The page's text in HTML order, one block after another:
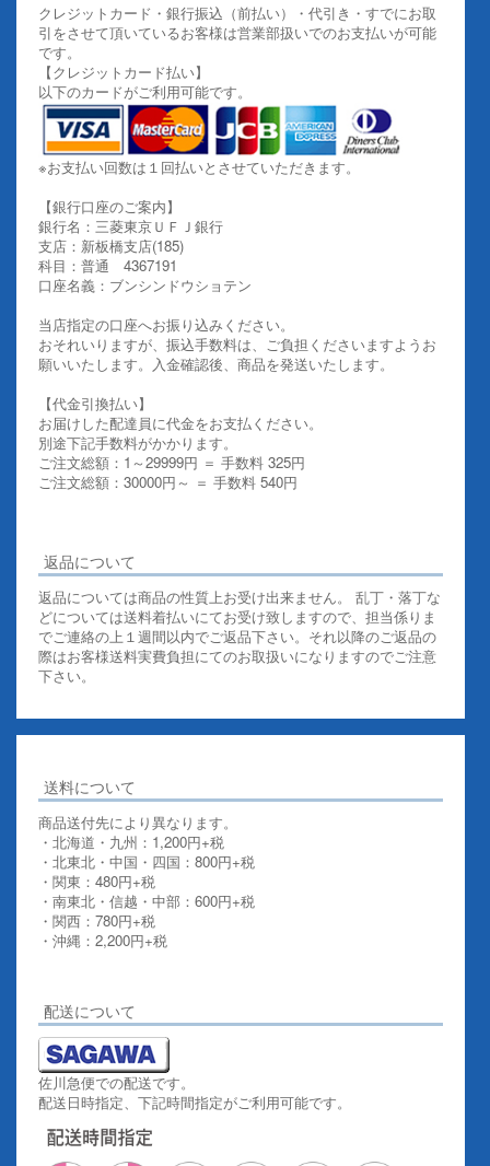
クレジットカード・銀行振込（前払い）・代引き・すでにお取
引をさせて頂いているお客様は営業部扱いでのお支払いが可能
です。
【クレジットカード払い】
以下のカードがご利用可能です。
※お支払い回数は１回払いとさせていただきます。
【銀行口座のご案内】
銀行名：三菱東京ＵＦＪ銀行
支店：新板橋支店(185)
科目：普通 4367191
口座名義：ブンシンドウショテン
当店指定の口座へお振り込みください。
おそれいりますが、振込手数料は、ご負担くださいますようお
願いいたします。入金確認後、商品を発送いたします。
【代金引換払い】
お届けした配達員に代金をお支払ください。
別途下記手数料がかかります。
ご注文総額：1～29999円 ＝ 手数料 325円
ご注文総額：30000円～ ＝ 手数料 540円
返品について
返品については商品の性質上お受け出来ません。 乱丁・落丁な
どについては送料着払いにてお受け致しますので、担当係りま
でご連絡の上１週間以内でご返品下さい。それ以降のご返品の
際はお客様送料実費負担にてのお取扱いになりますのでご注意
下さい。
送料について
商品送付先により異なります。
・北海道・九州：1,200円+税
・北東北・中国・四国：800円+税
・関東：480円+税
・南東北・信越・中部：600円+税
・関西：780円+税
・沖縄：2,200円+税
配送について
佐川急便での配送です。
配送日時指定、下記時間指定がご利用可能です。